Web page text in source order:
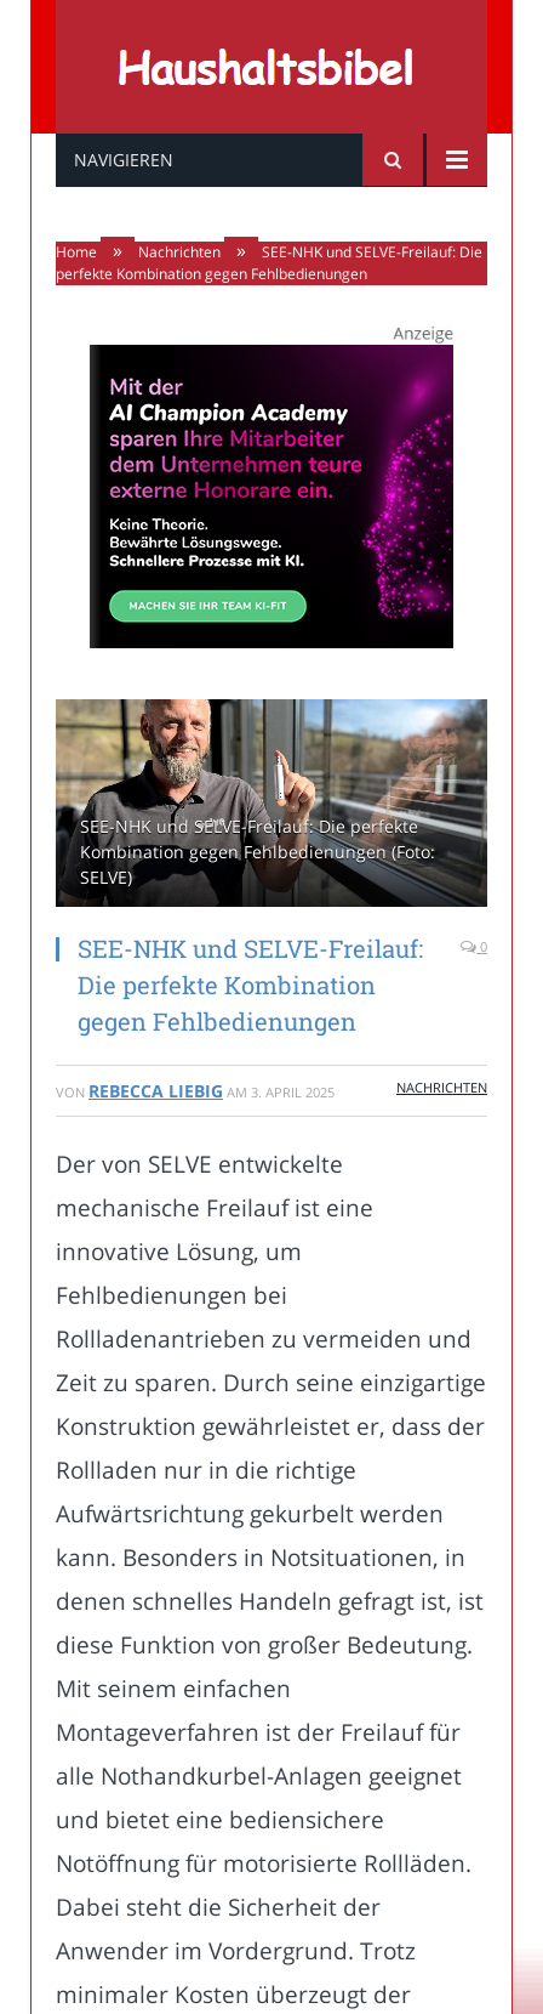
Haushaltsbibel
NAVIGIEREN
Home » Nachrichten »
SEE-NHK und SELVE-Freilauf: Die
perfekte Kombination gegen Fehlbedienungen
SEE-NHK und SELVE-Freilauf: Die perfekte
Kombination gegen Fehlbedienungen (Foto:
SELVE)
SEE-NHK und SELVE-Freilauf:
Die perfekte Kombination
gegen Fehlbedienungen
0
VON REBECCA LIEBIG AM 3. APRIL 2025 NACHRICHTEN
Der von SELVE entwickelte
mechanische Freilauf ist eine
innovative Lösung, um
Fehlbedienungen bei
Rollladenantrieben zu vermeiden und
Zeit zu sparen. Durch seine einzigartige
Konstruktion gewährleistet er, dass der
Rollladen nur in die richtige
Aufwärtsrichtung gekurbelt werden
kann. Besonders in Notsituationen, in
denen schnelles Handeln gefragt ist, ist
diese Funktion von großer Bedeutung.
Mit seinem einfachen
Montageverfahren ist der Freilauf für
alle Nothandkurbel-Anlagen geeignet
und bietet eine bediensichere
Notöffnung für motorisierte Rollläden.
Dabei steht die Sicherheit der
Anwender im Vordergrund. Trotz
minimaler Kosten überzeugt der